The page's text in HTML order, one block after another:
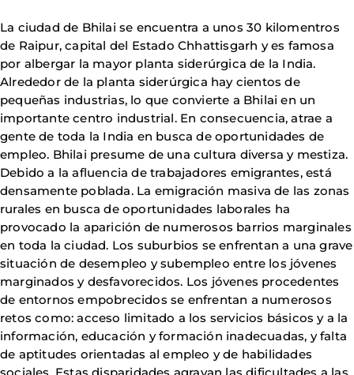
La ciudad de Bhilai se encuentra a unos 30 kilomentros
de Raipur, capital del Estado Chhattisgarh y es famosa
por albergar la mayor planta siderúrgica de la India.
Alrededor de la planta siderúrgica hay cientos de
pequeñas industrias, lo que convierte a Bhilai en un
importante centro industrial. En consecuencia, atrae a
gente de toda la India en busca de oportunidades de
empleo. Bhilai presume de una cultura diversa y mestiza.
Debido a la afluencia de trabajadores emigrantes, está
densamente poblada. La emigración masiva de las zonas
rurales en busca de oportunidades laborales ha
provocado la aparición de numerosos barrios marginales
en toda la ciudad. Los suburbios se enfrentan a una grave
situación de desempleo y subempleo entre los jóvenes
marginados y desfavorecidos. Los jóvenes procedentes
de entornos empobrecidos se enfrentan a numerosos
retos como: acceso limitado a los servicios básicos y a la
información, educación y formación inadecuadas, y falta
de aptitudes orientadas al empleo y de habilidades